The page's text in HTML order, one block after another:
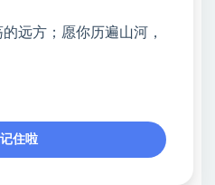
站，主要面向互联网创业
所值。
要价值，也为众多创业者
远方；愿你历遍山河，
住啦